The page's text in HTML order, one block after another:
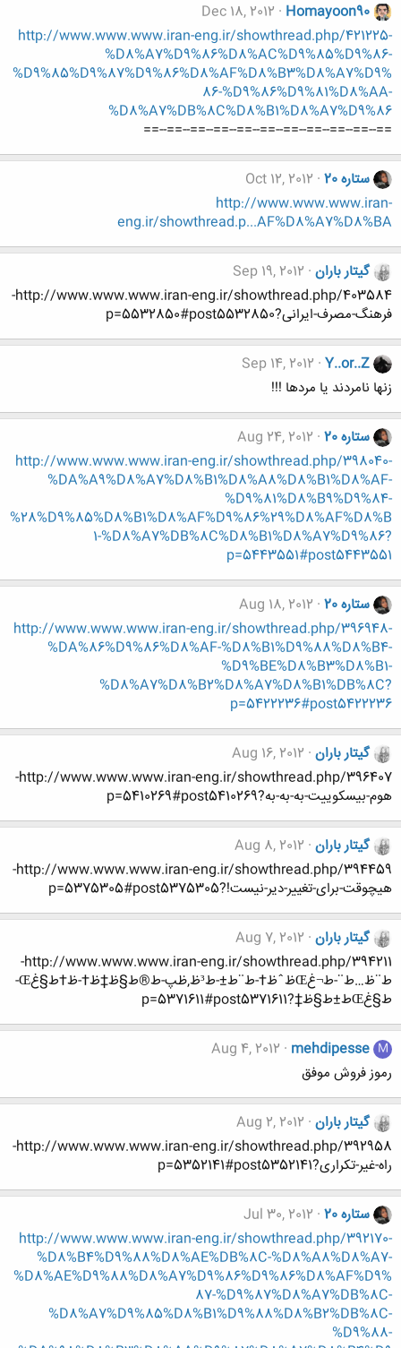
Homayoon90
Dec 18, 2012
http://www.www.www.iran-eng.ir/showthread.php/421225-
%D8%A7%D9%86%D8%AC%D9%85%D9%86-
%D9%85%D9%87%D9%86%D8%AF%D8%B3%D8%A7%D9%
86-%D9%86%D9%81%D8%AA-
%D8%A7%DB%8C%D8%B1%D8%A7%D9%86
==--==--==--==--==--==--==--==--==--==--==
ستاره 20
Oct 12, 2012
http://www.www.www.iran-
eng.ir/showthread.p...AF%D8%A7%D8%BA
گیتار باران Sep 19, 2012
http://www.www.www.iran-eng.ir/showthread.php/403584-
فرهنگ-مصرف-ایرانی?p=5532850#post5532850
Y..or..Z
Sep 14, 2012
زنها نامردند یا مردها !!!
ستاره 20
Aug 24, 2012
http://www.www.www.iran-eng.ir/showthread.php/398040-
%DA%A9%D8%A7%D8%B1%D8%A8%D8%B1%D8%AF-
%D9%81%D8%B9%D9%84-
%28%D9%85%D8%B1%D8%AF%D9%86%29%D8%AF%D8%B
1-%D8%A7%DB%8C%D8%B1%D8%A7%D9%86?
p=5443551#post5443551
ستاره 20
Aug 18, 2012
http://www.www.www.iran-eng.ir/showthread.php/396948-
%DA%86%D9%86%D8%AF-%D8%B1%D9%88%D8%B4-
%D9%BE%D8%B3%D8%B1-
%D8%A7%D8%B2%D8%A7%D8%B1%DB%8C?
p=5422236#post5422236
گیتار باران Aug 16, 2012
http://www.www.www.iran-eng.ir/showthread.php/396407-
هوم-بیسکوییت-به-به-به?p=5410269#post5410269
گیتار باران Aug 8, 2012
http://www.www.www.iran-eng.ir/showthread.php/394459-
هیچوقت-برای-تغییر-دیر-نیست!?p=5375305#post5375305
گیتار باران Aug 7, 2012
http://www.www.www.iran-eng.ir/showthread.php/394211-
ط¨ظ…ط¨-ط¬غŒظˆظ‡-ط¨ط±-ط³ظ‚ظپ-ط®ط§ظ†ظ‡-ظ‡ط§غŒ-
ط§غŒط±ط§ظ†?p=5371611#post5371611
M
mehdipesse
Aug 4, 2012
رموز فروش موفق
گیتار باران Aug 2, 2012
http://www.www.www.iran-eng.ir/showthread.php/392958-
راه-غیر-تکراری?p=5352141#post5352141
ستاره 20
Jul 30, 2012
http://www.www.www.iran-eng.ir/showthread.php/392170-
%D8%B4%D9%88%D8%AE%DB%8C-%D8%A8%D8%A7-
%D8%AE%D9%88%D8%A7%D9%86%D9%86%D8%AF%D9%
87-%D9%87%D8%A7%DB%8C-
%D8%A7%D9%85%D8%B1%D9%88%D8%B2%DB%8C-
%D9%88-